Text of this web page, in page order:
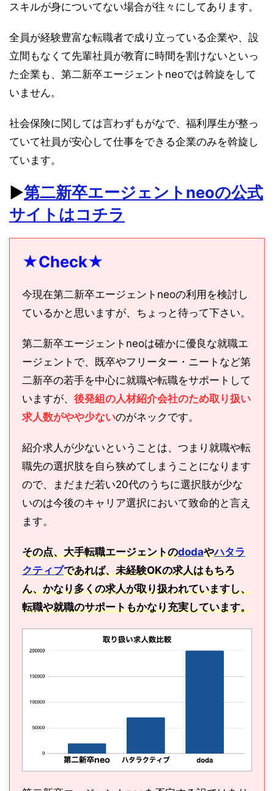
スキルが身についてない場合が往々にしてあります。
全員が経験豊富な転職者で成り立っている企業や、設
立間もなくて先輩社員が教育に時間を割けないといっ
た企業も、第二新卒エージェントneoでは斡旋をして
いません。
社会保険に関しては言わずもがなで、福利厚生が整っ
ていて社員が安心して仕事をできる企業のみを斡旋し
ています。
▶︎第二新卒エージェントneoの公式
サイトはコチラ
★Check★
今現在第二新卒エージェントneoの利用を検討し
ているかと思いますが、ちょっと待って下さい。
第二新卒エージェントneoは確かに優良な就職エ
ージェントで、既卒やフリーター・ニートなど第
二新卒の若手を中心に就職や転職をサポートして
いますが、 後発組の人材紹介会社のため取り扱い
求人数がやや少ないのがネックです。
紹介求人が少ないということは、つまり就職や転
職先の選択肢を自ら狭めてしまうことになります
ので、まだまだ若い20代のうちに選択肢が少な
いのは今後のキャリア選択において致命的と言え
ます。
その点、大手転職エージェントのdodaやハタラ
クティブであれば、未経験OKの求人はもちろ
ん、かなり多くの求人が取り扱われていますし、
転職や就職のサポートもかなり充実しています。